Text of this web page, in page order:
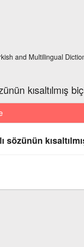
and Multilingual
kısaltılmış
sözünün